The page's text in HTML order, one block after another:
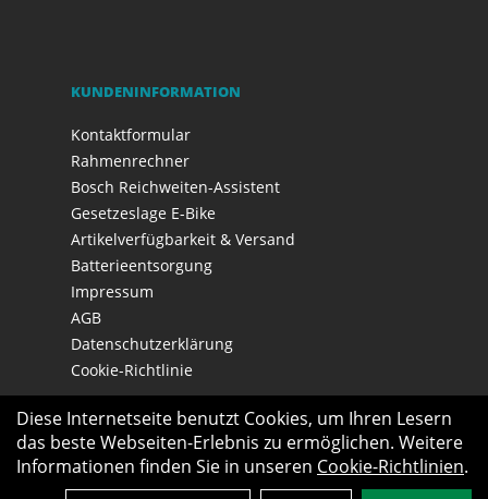
KUNDENINFORMATION
Kontaktformular
Rahmenrechner
Bosch Reichweiten-Assistent
Gesetzeslage E-Bike
Artikelverfügbarkeit & Versand
Batterieentsorgung
Impressum
AGB
Datenschutzerklärung
Cookie-Richtlinie
Diese Internetseite benutzt Cookies, um Ihren Lesern
das beste Webseiten-Erlebnis zu ermöglichen. Weitere
Informationen finden Sie in unseren Cookie-Richtlinien.